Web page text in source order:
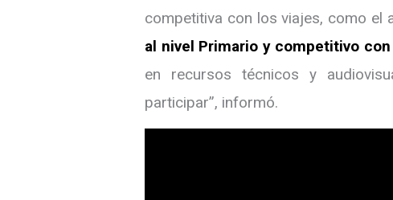
competitiva con los viajes, como el
al nivel Primario y competitivo
en recursos técnicos y
participar”, informó.